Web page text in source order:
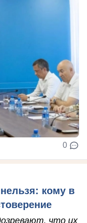
0
кому в
что их